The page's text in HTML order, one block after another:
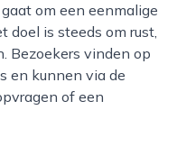
om een eenmalige
doel is steeds om rust,
Bezoekers vinden op
en kunnen via de
of een